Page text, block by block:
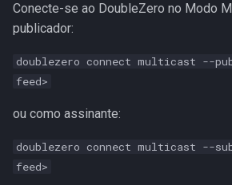
Conecte-se ao DoubleZero no Modo
publicador:
doublezero connect multicast --
feed>
ou como assinante:
doublezero connect multicast --
feed>